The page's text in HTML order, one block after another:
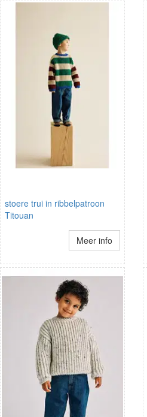
stoere trui in ribbelpatroon
Titouan
Meer info